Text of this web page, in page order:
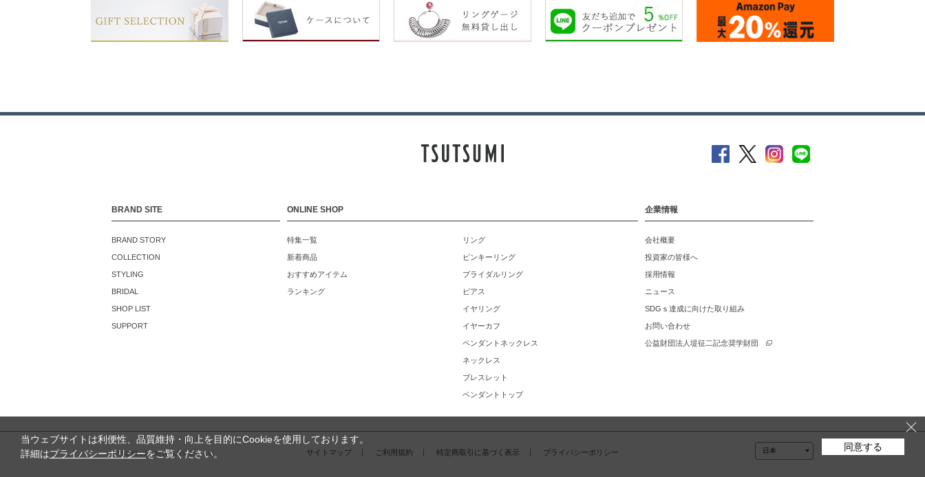
BRAND SITE
BRAND STORY
COLLECTION
STYLING
BRIDAL
SHOP LIST
SUPPORT
ONLINE SHOP
特集一覧
新着商品
おすすめアイテム
ランキング
リング
ピンキーリング
ブライダルリング
ピアス
イヤリング
イヤーカフ
ペンダントネックレス
ネックレス
ブレスレット
ペンダントトップ
企業情報
会社概要
投資家の皆様へ
採用情報
ニュース
SDGｓ達成に向けた取り組み
お問い合わせ
公益財団法人堤征二記念奨学財団
サイトマップ ご利用規約 特定商取引に基づく表示 プライバシーポリシー
©TSUTSUMI JEWELRY Co., Ltd.
当ウェブサイトは利便性、品質維持・向上を目的にCookieを使用しております。
詳細はプライバシーポリシーをご覧ください。
同意する